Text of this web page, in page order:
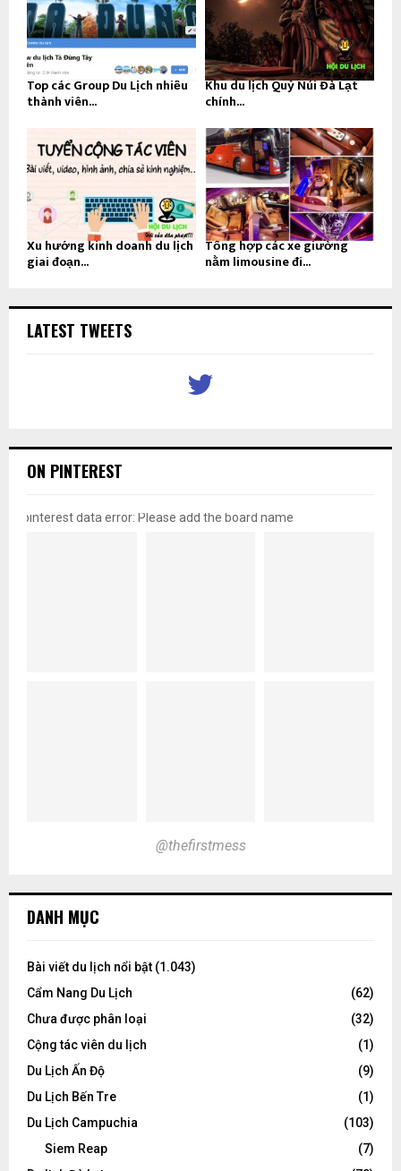
Top các Group Du Lịch nhiều
thành viên...
Khu du lịch Quỷ Núi Đà Lạt
chính...
Xu hướng kinh doanh du lịch
giai đoạn...
Tổng hợp các xe giường
nằm limousine đi...
LATEST TWEETS
ON PINTEREST
pinterest data error: Please add the board name
@thefirstmess
DANH MỤC
Bài viết du lịch nổi bật (1.043)
Cẩm Nang Du Lịch
(62)
Chưa được phân loại
(32)
Cộng tác viên du lịch
(1)
Du Lịch Ấn Độ
(9)
Du Lịch Bến Tre
(1)
Du Lịch Campuchia
(103)
Siem Reap
(7)